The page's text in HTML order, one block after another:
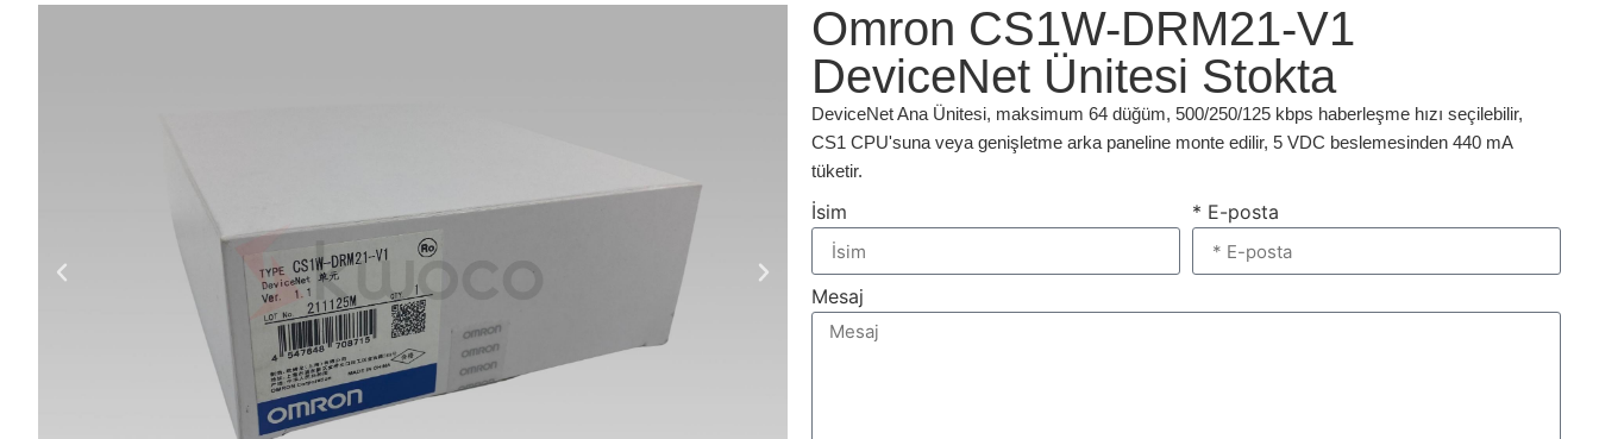
Omron CS1W-DRM21-V1
DeviceNet Ünitesi Stokta
DeviceNet Ana Ünitesi, maksimum 64 düğüm, 500/250/125 kbps haberleşme hızı seçilebilir,
CS1 CPU'suna veya genişletme arka paneline monte edilir, 5 VDC beslemesinden 440 mA
tüketir.
İsim * E-posta
Mesaj